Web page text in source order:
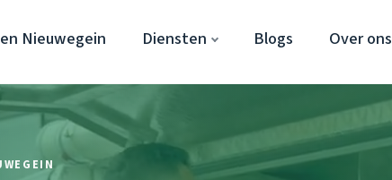
Nieuwegein Diensten Blogs Over ons